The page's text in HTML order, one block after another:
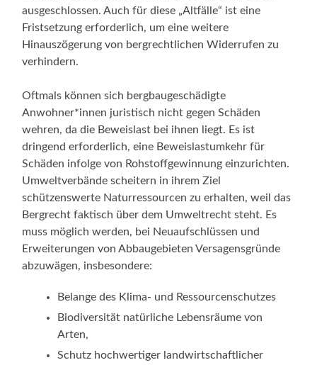
ausgeschlossen. Auch für diese „Altfälle“ ist eine
Fristsetzung erforderlich, um eine weitere
Hinauszögerung von bergrechtlichen Widerrufen zu
verhindern.
Oftmals können sich bergbaugeschädigte
Anwohner*innen juristisch nicht gegen Schäden
wehren, da die Beweislast bei ihnen liegt. Es ist
dringend erforderlich, eine Beweislastumkehr für
Schäden infolge von Rohstoffgewinnung einzurichten.
Umweltverbände scheitern in ihrem Ziel
schützenswerte Naturressourcen zu erhalten, weil das
Bergrecht faktisch über dem Umweltrecht steht. Es
muss möglich werden, bei Neuaufschlüssen und
Erweiterungen von Abbaugebieten Versagensgründe
abzuwägen, insbesondere:
Belange des Klima- und Ressourcenschutzes
Biodiversität natürliche Lebensräume von
Arten,
Schutz hochwertiger landwirtschaftlicher